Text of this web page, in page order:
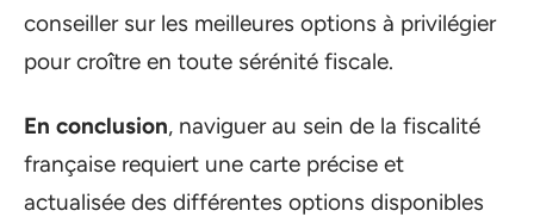
conseiller sur les meilleures options à privilégier
pour croître en toute sérénité fiscale.
En conclusion, naviguer au sein de la fiscalité
française requiert une carte précise et
actualisée des différentes options disponibles